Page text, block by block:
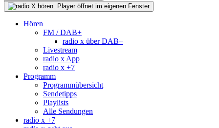
Hören
FM / DAB+
radio x über DAB+
Livestream
radio x App
radio x +7
Programm
Programmübersicht
Sendetipps
Playlists
Alle Sendungen
radio x +7